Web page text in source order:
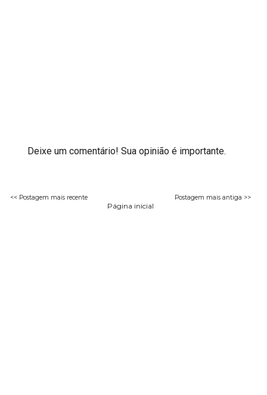
Deixe um comentário! Sua opinião é importante.
<< Postagem mais recente Postagem mais antiga >>
Página inicial